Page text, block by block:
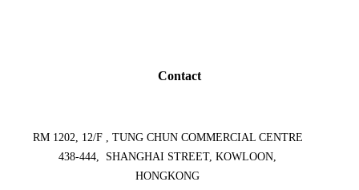
Contact
RM 1202, 12/F , TUNG CHUN COMMERCIAL CENTRE
438-444, SHANGHAI STREET, KOWLOON,
HONGKONG